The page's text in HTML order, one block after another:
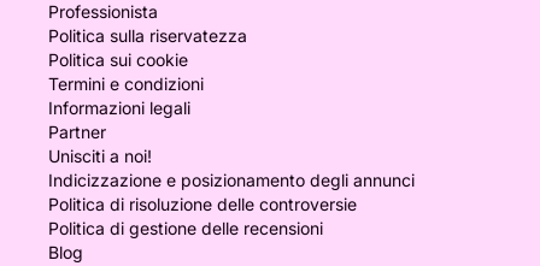
Professionista
Politica sulla riservatezza
Politica sui cookie
Termini e condizioni
Informazioni legali
Partner
Unisciti a noi!
Indicizzazione e posizionamento degli annunci
Politica di risoluzione delle controversie
Politica di gestione delle recensioni
Blog